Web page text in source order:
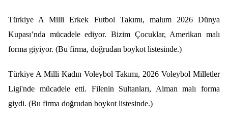
Türkiye A Milli Erkek Futbol Takımı, malum 2026 Dünya
Kupası’nda mücadele ediyor. Bizim Çocuklar, Amerikan malı
forma giyiyor. (Bu firma, doğrudan boykot listesinde.)
Türkiye A Milli Kadın Voleybol Takımı, 2026 Voleybol Milletler
Ligi'nde mücadele etti. Filenin Sultanları, Alman malı forma
giydi. (Bu firma doğrudan boykot listesinde.)